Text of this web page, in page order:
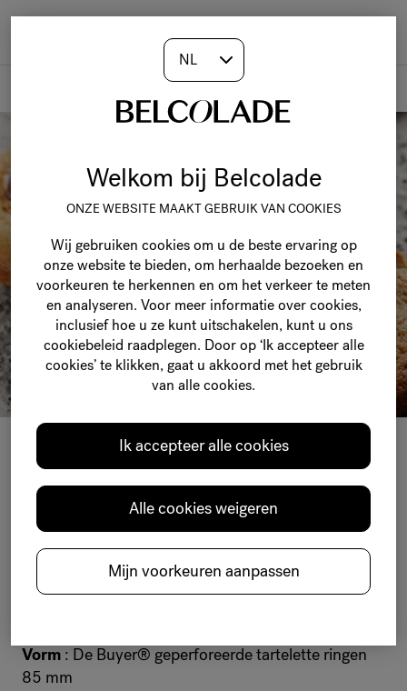
Chocolade zoetwaren
PIÉMONT
COOKIES
Vorm : De Buyer® geperforeerde tartelette ringen
85 mm
Welkom bij Belcolade
ONZE WEBSITE MAAKT GEBRUIK VAN COOKIES
Wij gebruiken cookies om u de beste ervaring op
onze website te bieden, om herhaalde bezoeken en
voorkeuren te herkennen en om het verkeer te meten
en analyseren. Voor meer informatie over cookies,
inclusief hoe u ze kunt uitschakelen, kunt u ons
cookiebeleid raadplegen. Door op ‘Ik accepteer alle
cookies’ te klikken, gaat u akkoord met het gebruik
van alle cookies.
Ik accepteer alle cookies
Alle cookies weigeren
Mijn voorkeuren aanpassen